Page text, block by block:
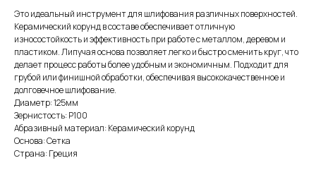
Это идеальный инструмент для шлифования различных поверхностей.
Керамический корунд в составе обеспечивает отличную
износостойкость и эффективность при работе с металлом, деревом и
пластиком. Липучая основа позволяет легко и быстро сменить круг, что
делает процесс работы более удобным и экономичным. Подходит для
грубой или финишной обработки, обеспечивая высококачественное и
долговечное шлифование.
Диаметр: 125мм
Зернистость: Р100
Абразивный материал: Керамический корунд
Основа: Сетка
Страна: Греция